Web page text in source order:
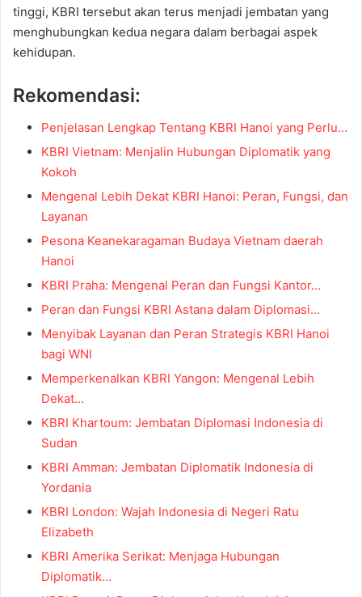
tinggi, KBRI tersebut akan terus menjadi jembatan yang
menghubungkan kedua negara dalam berbagai aspek
kehidupan.
Rekomendasi:
Penjelasan Lengkap Tentang KBRI Hanoi yang Perlu…
KBRI Vietnam: Menjalin Hubungan Diplomatik yang
Kokoh
Mengenal Lebih Dekat KBRI Hanoi: Peran, Fungsi, dan
Layanan
Pesona Keanekaragaman Budaya Vietnam daerah
Hanoi
KBRI Praha: Mengenal Peran dan Fungsi Kantor…
Peran dan Fungsi KBRI Astana dalam Diplomasi…
Menyibak Layanan dan Peran Strategis KBRI Hanoi
bagi WNI
Memperkenalkan KBRI Yangon: Mengenal Lebih
Dekat…
KBRI Khartoum: Jembatan Diplomasi Indonesia di
Sudan
KBRI Amman: Jembatan Diplomatik Indonesia di
Yordania
KBRI London: Wajah Indonesia di Negeri Ratu
Elizabeth
KBRI Amerika Serikat: Menjaga Hubungan
Diplomatik…